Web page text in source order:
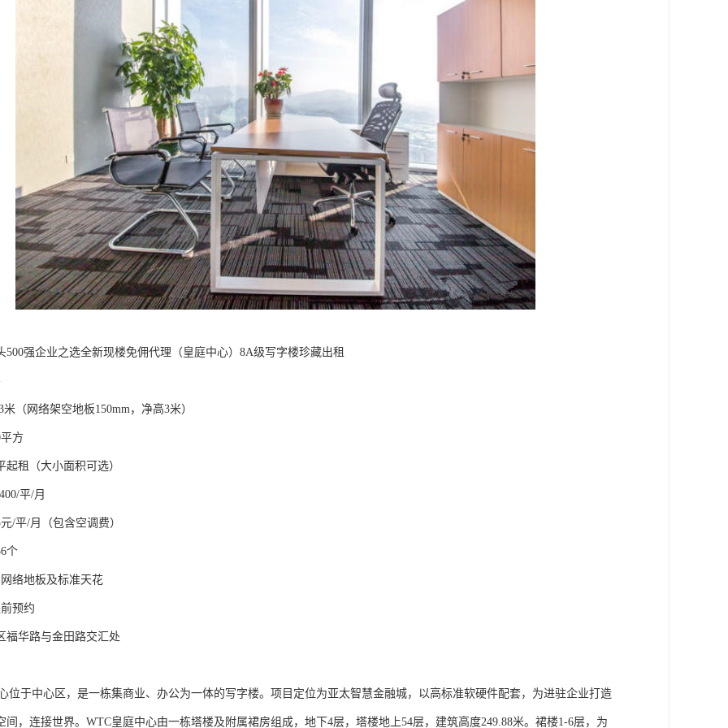
500强企业之选全新现楼免佣代理（皇庭中心）8A级写字楼珍藏出租
（网络架空地板150mm，净高3米）
方
起租（大小面积可选）
平/月
/平/月（包含空调费）
个
络地板及标准天花
预约
福华路与金田路交汇处
位于中心区，是一栋集商业、办公为一体的写字楼。项目定位为亚太智慧金融城，以高标准软硬件配套，为进驻企业打造
间，连接世界。WTC皇庭中心由一栋塔楼及附属裙房组成，地下4层，塔楼地上54层，建筑高度249.88米。裙楼1-6层，为